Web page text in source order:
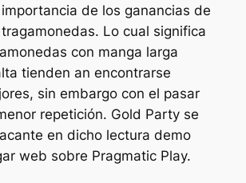
de los ganancias de
Lo cual significa
con manga larga
tienden an encontrarse
sin embargo con el pasar
repetición. Gold Party se
en dicho lectura demo
web sobre Pragmatic Play.